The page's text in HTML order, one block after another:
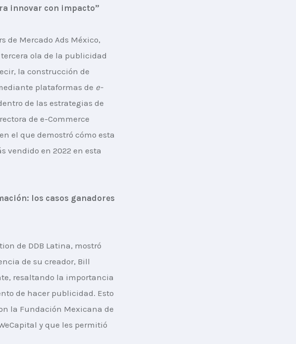
innovar con impacto”
de Mercado Ads México,
ola de la publicidad
la construcción de
plataformas de e-
de las estrategias de
de e-Commerce
el que demostró cómo esta
vendido en 2022 en esta
los casos ganadores
de DDB Latina, mostró
de su creador, Bill
resaltando la importancia
de hacer publicidad. Esto
la Fundación Mexicana de
y que les permitió